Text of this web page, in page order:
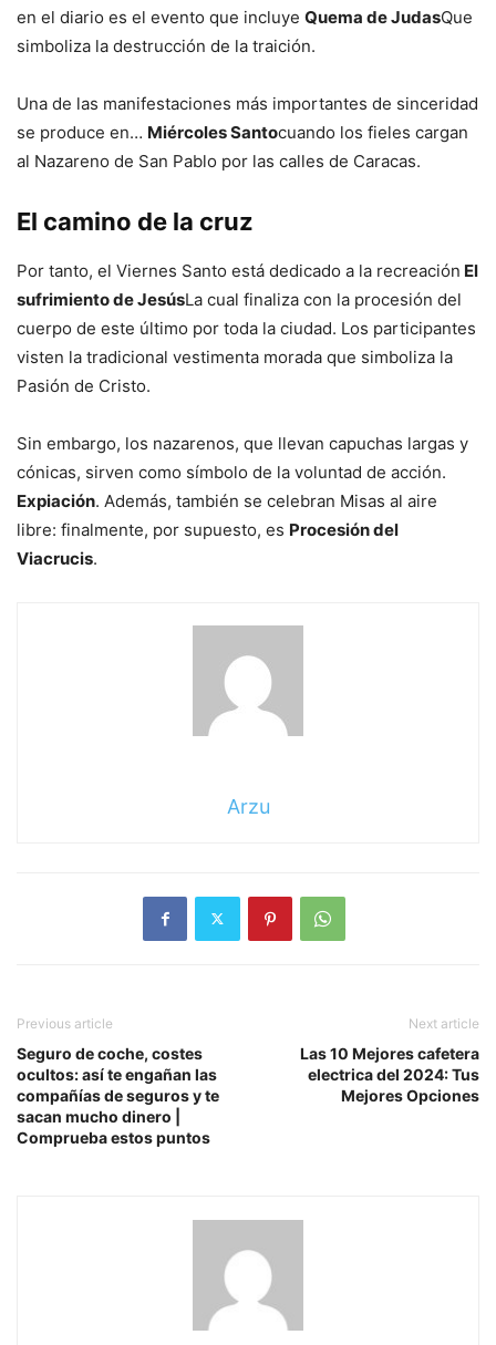
en el diario es el evento que incluye Quema de JudasQue
simboliza la destrucción de la traición.
Una de las manifestaciones más importantes de sinceridad
se produce en… Miércoles Santocuando los fieles cargan
al Nazareno de San Pablo por las calles de Caracas.
El camino de la cruz
Por tanto, el Viernes Santo está dedicado a la recreación El
sufrimiento de JesúsLa cual finaliza con la procesión del
cuerpo de este último por toda la ciudad. Los participantes
visten la tradicional vestimenta morada que simboliza la
Pasión de Cristo.
Sin embargo, los nazarenos, que llevan capuchas largas y
cónicas, sirven como símbolo de la voluntad de acción.
Expiación. Además, también se celebran Misas al aire
libre: finalmente, por supuesto, es Procesión del
Viacrucis.
Arzu
Previous article
Seguro de coche, costes
ocultos: así te engañan las
compañías de seguros y te
sacan mucho dinero |
Comprueba estos puntos
Next article
Las 10 Mejores cafetera
electrica del 2024: Tus
Mejores Opciones